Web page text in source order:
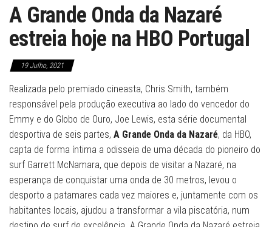
A Grande Onda da Nazaré
estreia hoje na HBO Portugal
19 Julho, 2021
Realizada pelo premiado cineasta, Chris Smith, também
responsável pela produção executiva ao lado do vencedor do
Emmy e do Globo de Ouro, Joe Lewis, esta série documental
desportiva de seis partes, A Grande Onda da Nazaré, da HBO,
capta de forma íntima a odisseia de uma década do pioneiro do
surf Garrett McNamara, que depois de visitar a Nazaré, na
esperança de conquistar uma onda de 30 metros, levou o
desporto a patamares cada vez maiores e, juntamente com os
habitantes locais, ajudou a transformar a vila piscatória, num